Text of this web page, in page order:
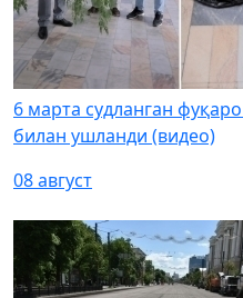
6 марта судланган
билан ушланди (видео)
08 август